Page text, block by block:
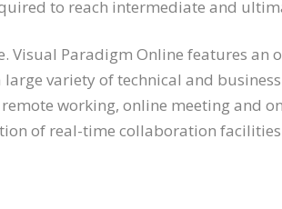
to reach intermediate and
Visual Paradigm Online features an
variety of technical and
working, online meeting and
of real-time collaboration